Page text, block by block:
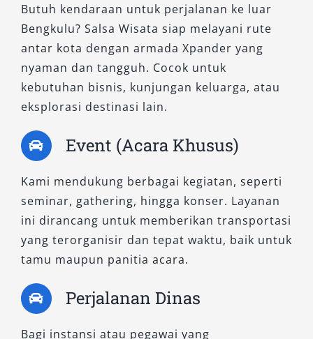
pelanggan yang terbiasa mengemudi sendiri
dan menginginkan harga rental Xpander yang
terjangkau.
2. New Xpander GLS CVT
Varian ini hadir dengan transmisi otomatis CVT
yang menawarkan perpindahan gigi halus dan
menginginkan kemudahan berkendara tanpa
harus sering menginjak kopling, terutama di
jalan perkotaan yang padat. Dengan desain
eksterior modern dan kenyamanan interior
yang tetap terjaga, sewa mobil Xpander tipe ini
sangat ideal untuk wisata keluarga atau
perjalanan bisnis santai di kota.
Butuh kendaraan untuk perjalanan ke luar
Bengkulu? Salsa Wisata siap melayani rute
antar kota dengan armada Xpander yang
nyaman dan tangguh. Cocok untuk
kebutuhan bisnis, kunjungan keluarga, atau
eksplorasi destinasi lain.
Event (Acara Khusus)
Kami mendukung berbagai kegiatan, seperti
seminar, gathering, hingga konser. Layanan
ini dirancang untuk memberikan transportasi
yang terorganisir dan tepat waktu, baik untuk
tamu maupun panitia acara.
Perjalanan Dinas
Bagi instansi atau pegawai yang